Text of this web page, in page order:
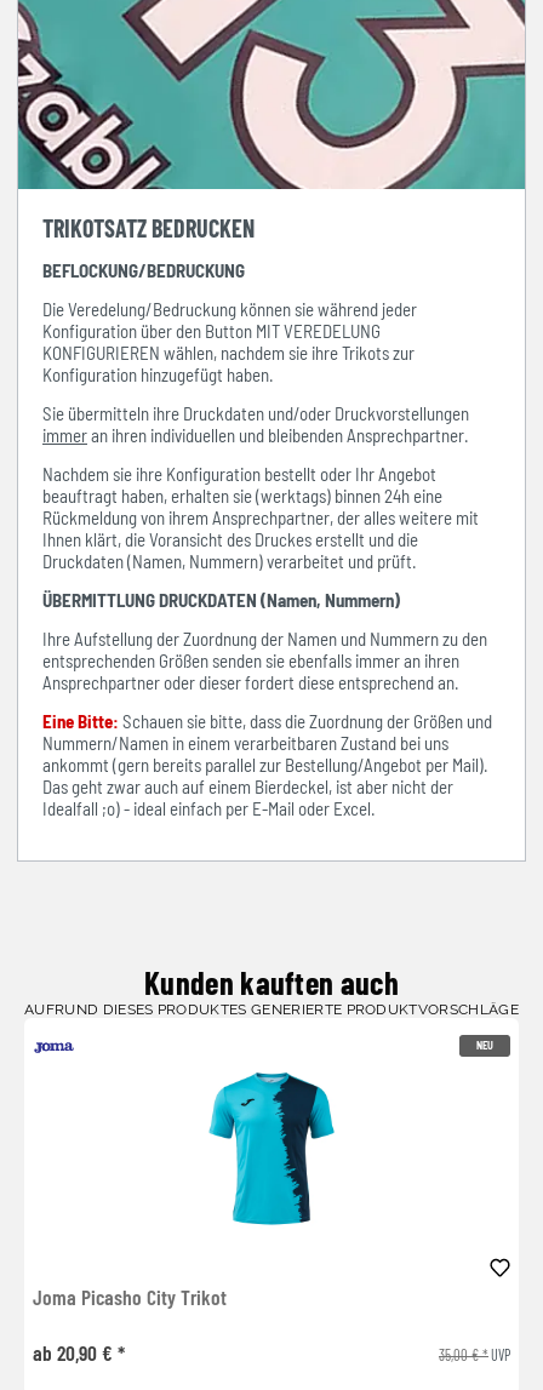
TRIKOTSATZ BEDRUCKEN
BEFLOCKUNG/BEDRUCKUNG
Die Veredelung/Bedruckung können sie während jeder
Konfiguration über den Button MIT VEREDELUNG
KONFIGURIEREN wählen, nachdem sie ihre Trikots zur
Konfiguration hinzugefügt haben.
Sie übermitteln ihre Druckdaten und/oder Druckvorstellungen
immeran ihren individuellen und bleibenden Ansprechpartner.
Nachdem sie ihre Konfiguration bestellt oder Ihr Angebot
beauftragt haben, erhalten sie (werktags) binnen 24h eine
Rückmeldung von ihrem Ansprechpartner, der alles weitere mit
Ihnen klärt, die Voransicht des Druckes erstellt und die
Druckdaten (Namen, Nummern) verarbeitet und prüft.
ÜBERMITTLUNG DRUCKDATEN (Namen, Nummern)
Ihre Aufstellung der Zuordnung der Namen und Nummern zu den
entsprechenden Größen senden sie ebenfalls immer an ihren
Ansprechpartner oder dieser fordert diese entsprechend an.
Eine Bitte: Schauen sie bitte, dass die Zuordnung der Größen und
Nummern/Namen in einem verarbeitbaren Zustand bei uns
ankommt (gern bereits parallel zur Bestellung/Angebot per Mail).
Das geht zwar auch auf einem Bierdeckel, ist aber nicht der
Idealfall ;o) - ideal einfach per E-Mail oder Excel.
Kunden kauften auch
AUFRUND DIESES PRODUKTES GENERIERTE PRODUKTVORSCHLÄGE
NEU
Joma Picasho City Trikot
ab 20,90 € * 35,00 € *UVP